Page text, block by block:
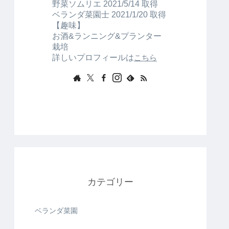
野菜ソムリエ 2021/5/14 取得
ベランダ菜園士 2021/1/20 取得
【趣味】
お酒&ランニング&プランター
栽培
詳しいプロフィールはこちら
カテゴリー
ベランダ菜園